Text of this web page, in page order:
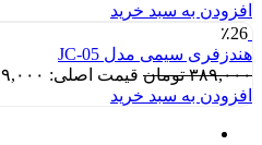
افزودن به سبد خرید
٪26
هندزفری سیمی مدل JC-05
۳۸۹,۰۰۰ تومان قیمت اصلی: ۳۸۹,۰۰۰ تومان بود.
افزودن به سبد خرید